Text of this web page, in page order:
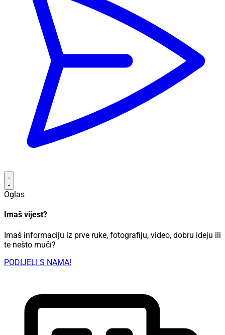
Oglas
Imaš vijest?
Imaš informaciju iz prve ruke, fotografiju, video, dobru ideju ili
te nešto muči?
PODIJELI S NAMA!